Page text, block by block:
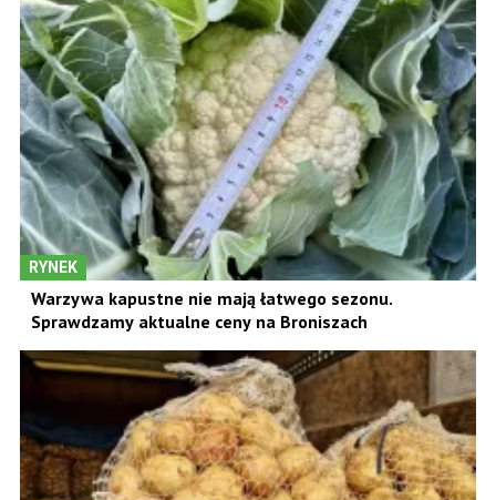
RYNEK
Warzywa kapustne nie mają łatwego sezonu.
Sprawdzamy aktualne ceny na Broniszach